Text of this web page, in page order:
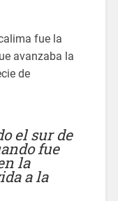
fue la
avanzaba la
de
el sur de
fue
la
a la